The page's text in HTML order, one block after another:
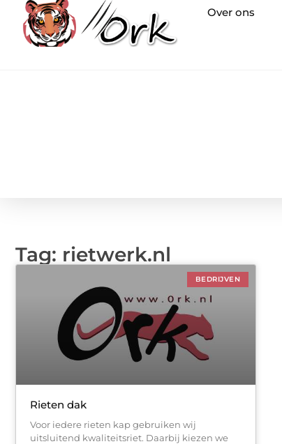
Over ons
Tag: rietwerk.nl
BEDRIJVEN
Rieten dak
Voor iedere rieten kap gebruiken wij
uitsluitend kwaliteitsriet. Daarbij kiezen we